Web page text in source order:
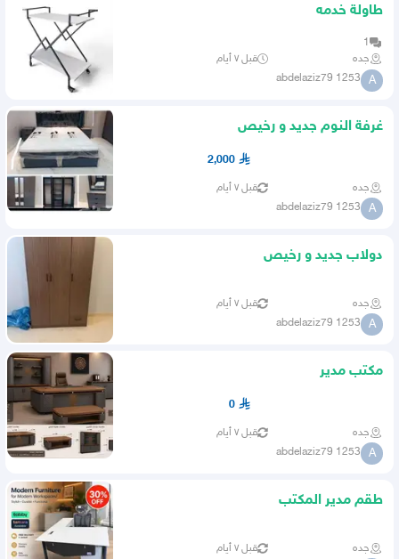
طاولة خدمه
1
جده
قبل ٧ أيام
A
abdelaziz79 1253
غرفة النوم جديد و رخيص
2,000
جده قبل ٧ أيام
A
abdelaziz79 1253
دولاب جديد و رخيص
جده قبل ٧ أيام
A
abdelaziz79 1253
مکتب مدير
0
جده قبل ٧ أيام
A
abdelaziz79 1253
طقم مدير المكتب
جده قبل ٧ أيام